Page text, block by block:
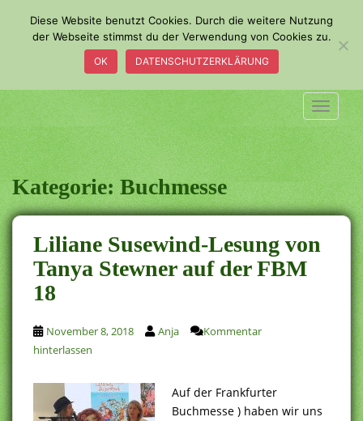
o
m
a
i
n
c
o
n
t
e
n
t
Kategorie:Buchmesse
Liliane Susewind-Lesung von
Tanya Stewner auf der FBM
18
November 8, 2018 Anja
Kommentar
hinterlassen
Auf der Frankfurter
Buchmesse ) haben wir uns
Diese Website benutzt Cookies. Durch die weitere Nutzung
der Webseite stimmst du der Verwendung von Cookies zu.
OK DATENSCHUTZERKLÄRUNG